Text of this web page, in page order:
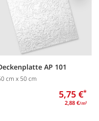
AP 101
cm x 50 cm
5,75 €*
2,88 €/m2